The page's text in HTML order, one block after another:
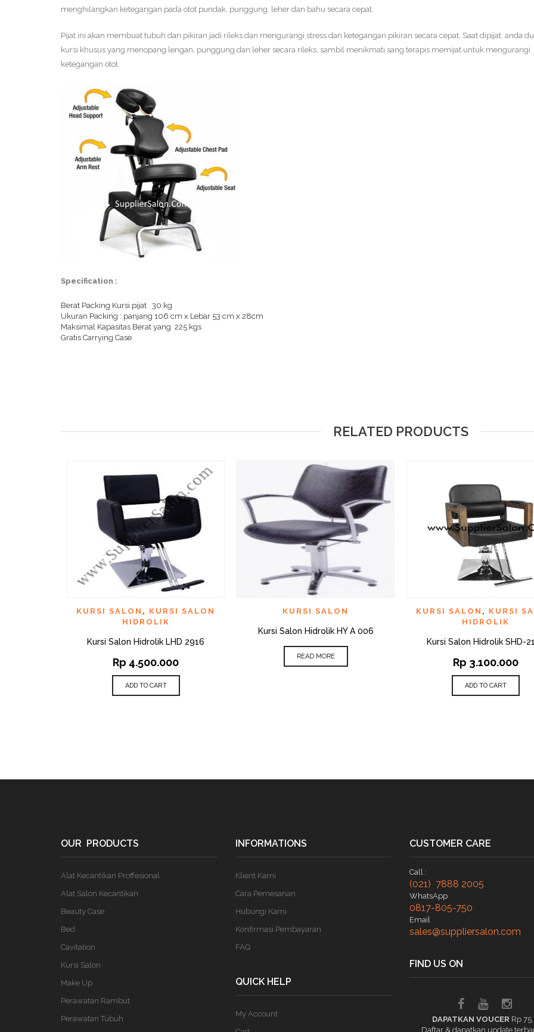
menghilangkan ketegangan pada otot pundak, punggung, leher dan bahu secara cepat.
Pijat ini akan membuat tubuh dan pikiran jadi rileks dan mengurangi stress dan ketegangan pikiran secara cepat. Saat dipijat, anda
kursi khusus yang menopang lengan, punggung dan leher secara rileks, sambil menikmati sang terapis memijat untuk mengurangi
ketegangan otot.
Specification :
Berat Packing Kursi pijat 30 kg
Ukuran Packing : panjang 106 cm x Lebar 53 cm x 28cm
Maksimal Kapasitas Berat yang 225 kgs
Gratis Carrying Case
RELATED PRODUCTS
ADD TO WISHLIST QUICK VIEW
KURSI SALON , KURSI SALON
HIDROLIK
Kursi Salon Hidrolik LHD 2916
Rp 4.500.000
ADD TO CART
ADD TO WISHLISTKURSI SALON
Kursi Salon Hidrolik HY A 006
READ MORE
ADD TO WISHLIST
KURSI SALON , KURSI
HIDROLIK
Kursi Salon Hidrolik SHD-
Rp 3.100.000
ADD TO CART
OUR PRODUCTS
Alat Kecantikan Proffesional
Alat Salon Kecantikan
Beauty Case
Bed
Cavitation
Kursi Salon
Make Up
Perawatan Rambut
Perawatan Tubuh
INFORMATIONS
Klient Kami
Cara Pemesanan
Hubungi Kami
Konfirmasi Pembayaran
FAQ
QUICK HELP
My Account
CUSTOMER CARE
Call :
(021) 7888 2005
WhatsApp
0817-805-750
Email
sales@suppliersalon.com
FIND US ON
DAPATKAN VOUCER Rp
Daftar & dapatkan update